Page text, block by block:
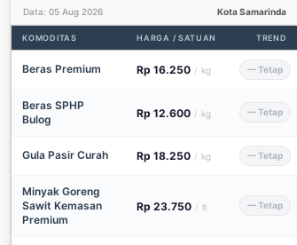
Data: 05 Aug 2026 Kota Samarinda
KOMODITAS HARGA / SATUAN TREND
Beras Premium Rp 16.250 / kg — Tetap
Beras SPHP
Bulog
Rp 12.600 / kg — Tetap
Gula Pasir Curah Rp 18.250 / kg — Tetap
Minyak Goreng
Sawit Kemasan
Premium
Rp 23.750 / lt — Tetap